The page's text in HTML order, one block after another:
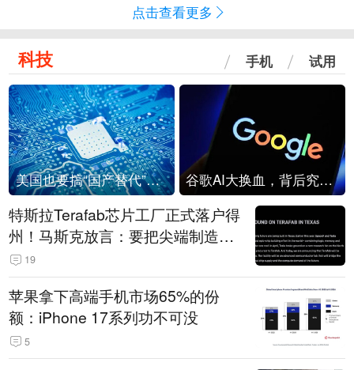
点击查看更多
科技 手机 试用
美国也要搞“国产替代”？先算清三笔账 谷歌AI大换血，背后究竟发生了什么？
特斯拉Terafab芯片工厂正式落户得
州！马斯克放言：要把尖端制造带
回美国
19
苹果拿下高端手机市场65%的份
额：iPhone 17系列功不可没
5